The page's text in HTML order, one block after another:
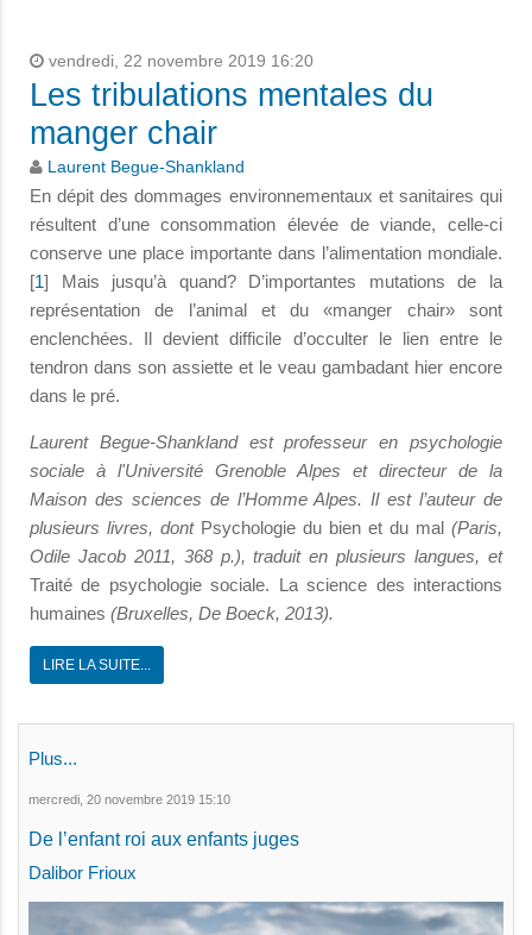
vendredi, 22 novembre 2019 16:20
Les tribulations mentales du
manger chair
Laurent Begue-Shankland
En dépit des dommages environnementaux et sanitaires qui
résultent d’une consommation élevée de viande, celle-ci
conserve une place importante dans l’alimentation mondiale.
[1] Mais jusqu’à quand? D’importantes mutations de la
représentation de l’animal et du «manger chair» sont
enclenchées. Il devient difficile d’occulter le lien entre le
tendron dans son assiette et le veau gambadant hier encore
dans le pré.
Laurent Begue-Shankland est professeur en psychologie
sociale à l'Université Grenoble Alpes et directeur de la
Maison des sciences de l’Homme Alpes. Il est l’auteur de
plusieurs livres, dont Psychologie du bien et du mal (Paris,
Odile Jacob 2011, 368 p.), traduit en plusieurs langues, et
Traité de psychologie sociale. La science des interactions
humaines (Bruxelles, De Boeck, 2013).
LIRE LA SUITE...
Plus...
mercredi, 20 novembre 2019 15:10
De l’enfant roi aux enfants juges
Dalibor Frioux